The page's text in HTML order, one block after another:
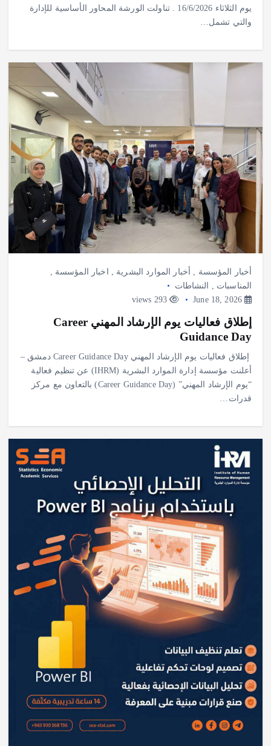
يوم الثلاثاء 16/6/2026 . ‎تناولت الورشة المحاور الأساسية للإدارة
والتي تشمل…
أخبار المؤسسة , أخبار الموارد البشرية , اخبار المؤسسة ,
المناسبات ,
النشاطات
June 18, 2026
293 views
إطلاق فعاليات يوم الإرشاد المهني Career
Guidance Day
إطلاق فعاليات يوم الإرشاد المهني Career Guidance Day دمشق –
أعلنت مؤسسة إدارة الموارد البشرية (IHRM) عن تنظيم فعالية
“يوم الإرشاد المهني” (Career Guidance Day) بالتعاون مع مركز
قدرات…